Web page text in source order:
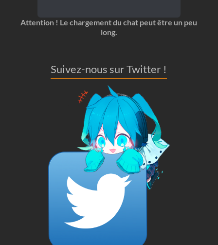
Attention ! Le chargement du chat peut être un peu
long.
Suivez-nous sur Twitter !